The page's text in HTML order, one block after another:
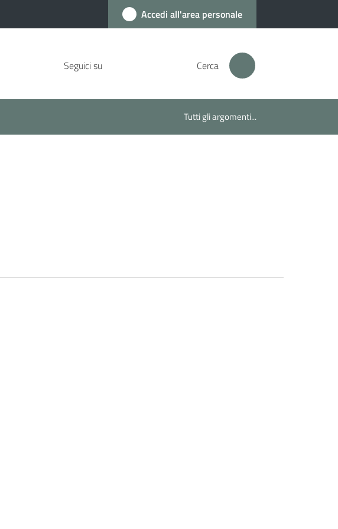
Accedi all'area personale
Seguici su Cerca
Tutti gli argomenti...